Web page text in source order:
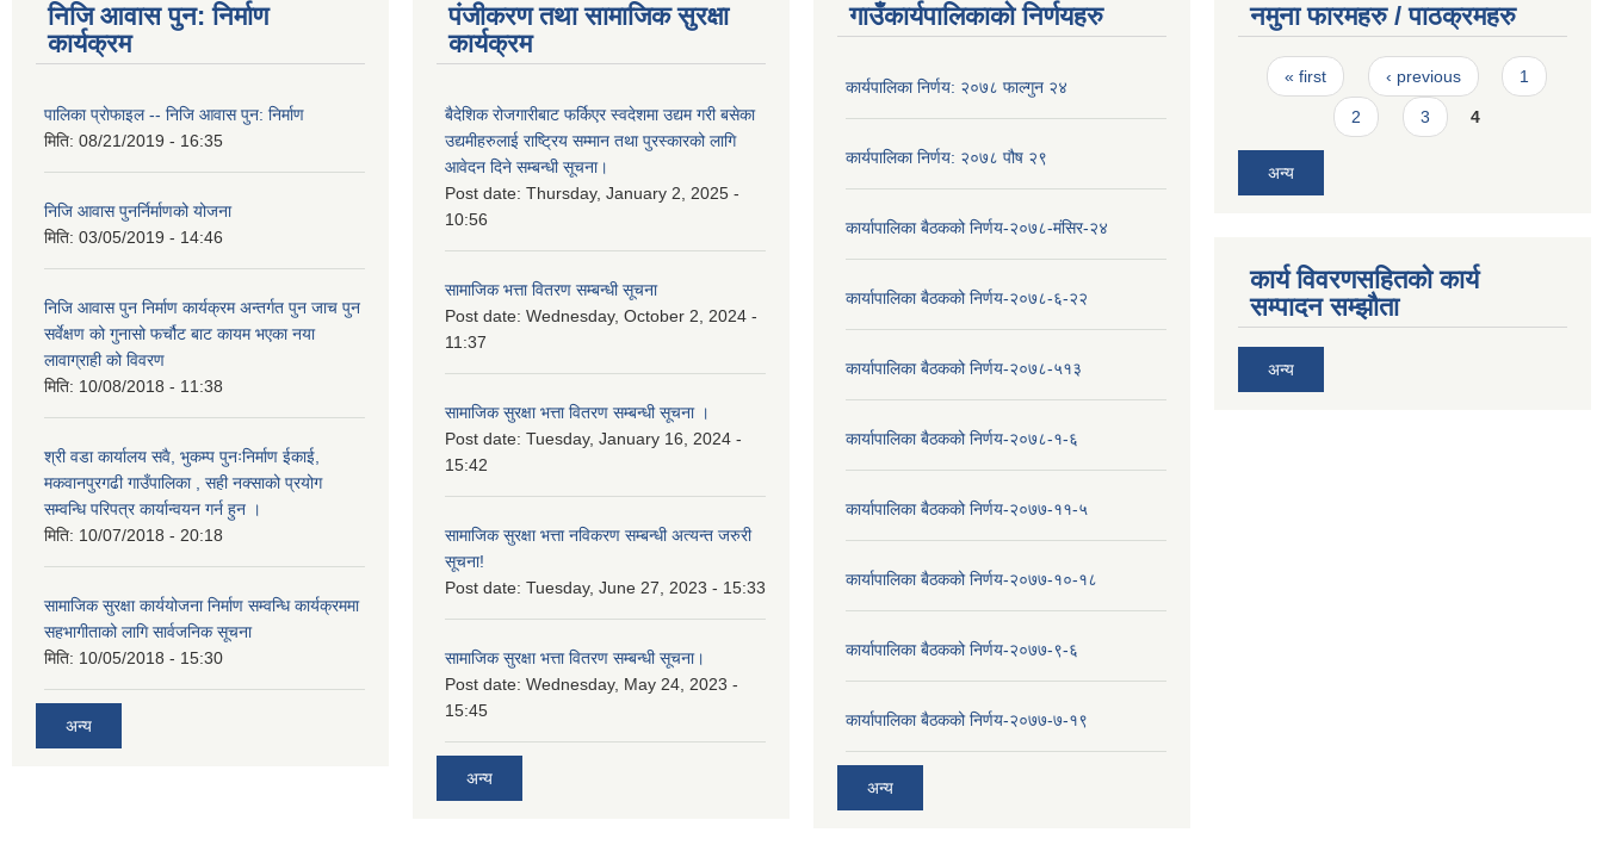
निजि आवास पुन: निर्माण
कार्यक्रम
पालिका प्राेफाइल -- निजि आवास पुन: निर्माण
मिति: 08/21/2019 - 16:35
निजि आवास पुनर्निर्माणको योजना
मिति: 03/05/2019 - 14:46
निजि आवास पुन निर्माण कार्यक्रम अन्तर्गत पुन जाच पुन
सर्वेक्षण को गुनासो फर्चौट बाट कायम भएका नया
लावाग्राही को विवरण
मिति: 10/08/2018 - 11:38
श्री वडा कार्यालय सवै, भुकम्प पुनःनिर्माण ईकाई,
मकवानपुरगढी गाउँपालिका , सही नक्साको प्रयोग
सम्वन्धि परिपत्र कार्यान्वयन गर्न हुन ।
मिति: 10/07/2018 - 20:18
सामाजिक सुरक्षा कार्ययोजना निर्माण सम्वन्धि कार्यक्रममा
सहभागीताको लागि सार्वजनिक सूचना
मिति: 10/05/2018 - 15:30
अन्य
पंजीकरण तथा सामाजिक सुरक्षा
कार्यक्रम
बैदेशिक रोजगारीबाट फर्किएर स्वदेशमा उद्यम गरी बसेका
उद्यमीहरुलाई राष्‍ट्रिय सम्मान तथा पुरस्कारको लागि
आवेदन दिने सम्बन्धी सूचना।
Post date: Thursday, January 2, 2025 -
10:56
सामाजिक भत्ता वितरण सम्बन्धी सूचना
Post date: Wednesday, October 2, 2024 -
11:37
सामाजिक सुरक्षा भत्ता वितरण सम्बन्धी सूचना ।
Post date: Tuesday, January 16, 2024 -
15:42
सामाजिक सुरक्षा भत्ता नविकरण सम्बन्धी अत्यन्त जरुरी
सूचना!
Post date: Tuesday, June 27, 2023 - 15:33
सामाजिक सुरक्षा भत्ता वितरण सम्बन्धी सूचना।
Post date: Wednesday, May 24, 2023 -
15:45
अन्य
गाउँकार्यपालिकाको निर्णयहरु
कार्यपालिका निर्णय: २०७८ फाल्गुन २४
कार्यपालिका निर्णय: २०७८ पौष २९
कार्यापालिका बैठकको निर्णय-२०७८-मंसिर-२४
कार्यापालिका बैठकको निर्णय-२०७८-६-२२
कार्यापालिका बैठकको निर्णय-२०७८-५१३
कार्यापालिका बैठकको निर्णय-२०७८-१-६
कार्यापालिका बैठकको निर्णय-२०७७-११-५
कार्यापालिका बैठकको निर्णय-२०७७-१०-१८
कार्यापालिका बैठकको निर्णय-२०७७-९-६
कार्यापालिका बैठकको निर्णय-२०७७-७-१९
अन्य
नमुना फारमहरु / पाठक्रमहरु
Pages
« first ‹ previous 1
2 3 4
अन्य
कार्य विवरणसहितको कार्य
सम्पादन सम्झौता
अन्य